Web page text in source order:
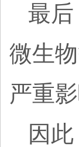
最
微生
严重
因